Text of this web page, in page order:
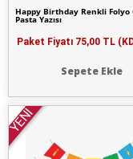
Happy Birthday Renkli Folyo
Pasta Yazısı
Paket Fiyatı 75,00 TL
Sepete Ekle
YENİ